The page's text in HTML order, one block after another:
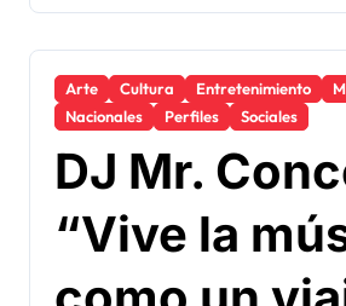
Arte Cultura Entretenimiento
Nacionales
Perfiles Sociales
DJ Mr.
“Vive la